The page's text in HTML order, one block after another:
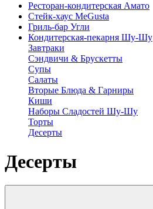
Ресторан-кондитерская Амато
Стейк-хаус MeGusta
Гриль-бар Угли
Кондитерская-пекарня Шу-Шу
Завтраки
Сэндвичи & Брускетты
Супы
Салаты
Вторые Блюда & Гарниры
Киши
Наборы Сладостей Шу-Шу
Торты
Десерты
Десерты